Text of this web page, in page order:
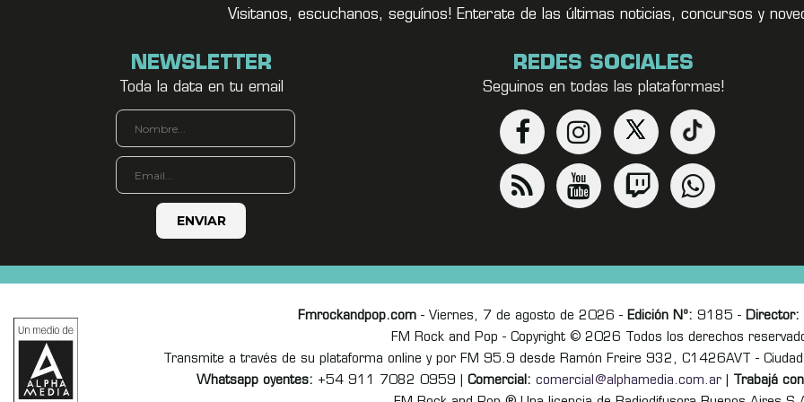
Visitanos, escuchanos, seguínos! Enterate de las últimas noticias, concursos y
NEWSLETTER
Toda la data en tu email
REDES SOCIALES
Seguinos en todas las plataformas!
Fmrockandpop.com- Viernes, 7 de agosto de 2026 - Edición Nº: 9185 - Director:
FM Rock and Pop - Copyright © 2026 Todos los derechos
Transmite a través de su plataforma online y por FM 95.9 desde Ramón Freire 932, C1426AVT -
Whatsapp oyentes: +54 911 7082 0959 | Comercial: comercial@alphamedia.com.ar|
Trabajá